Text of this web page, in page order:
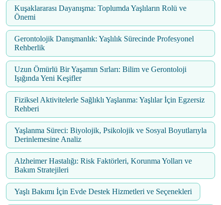
Kuşaklararası Dayanışma: Toplumda Yaşlıların Rolü ve
Önemi
Gerontolojik Danışmanlık: Yaşlılık Sürecinde Profesyonel
Rehberlik
Uzun Ömürlü Bir Yaşamın Sırları: Bilim ve Gerontoloji
Işığında Yeni Keşifler
Fiziksel Aktivitelerle Sağlıklı Yaşlanma: Yaşlılar İçin Egzersiz
Rehberi
Yaşlanma Süreci: Biyolojik, Psikolojik ve Sosyal Boyutlarıyla
Derinlemesine Analiz
Alzheimer Hastalığı: Risk Faktörleri, Korunma Yolları ve
Bakım Stratejileri
Yaşlı Bakımı İçin Evde Destek Hizmetleri ve Seçenekleri